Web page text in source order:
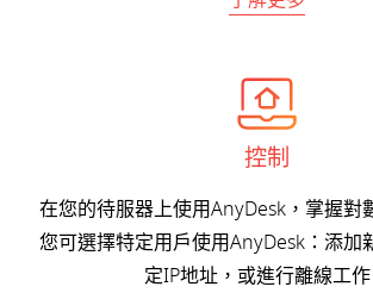
控制
在您的待服器上使用AnyDesk，掌握對
您可選擇特定用戶使用AnyDesk：添加
定IP地址，或進行離線工作